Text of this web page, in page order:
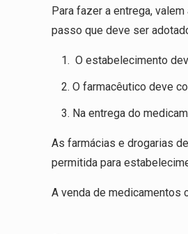
Para fazer a entrega,
passo que deve ser
O estabelecimento
O farmacêutico deve
Na entrega do
As farmácias e drogarias
permitida para
A venda de medicamentos